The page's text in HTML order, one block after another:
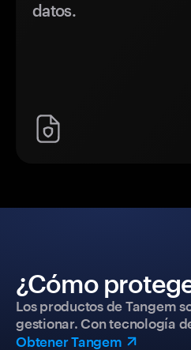
datos.
¿Cómo
Los productos de Tangem
gestionar. Con tecnología
Obtener Tangem